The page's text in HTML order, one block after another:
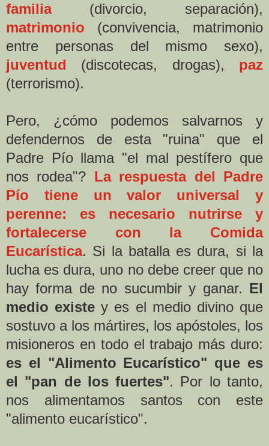
familia(divorcio, separación),
matrimonio (convivencia, matrimonio
entre personas del mismo sexo),
juventud (discotecas, drogas), paz
(terrorismo).
Pero, ¿cómo podemos salvarnos y
defendernos de esta "ruina" que el
Padre Pío llama "el mal pestífero que
nos rodea"? La respuesta del Padre
Pío tiene un valor universal y
perenne: es necesario nutrirse y
fortalecerse con la Comida
Eucarística. Si la batalla es dura, si la
lucha es dura, uno no debe creer que no
hay forma de no sucumbir y ganar. El
medio existe y es el medio divino que
sostuvo a los mártires, los apóstoles, los
misioneros en todo el trabajo más duro:
es el "Alimento Eucarístico" que es
el "pan de los fuertes". Por lo tanto,
nos alimentamos santos con este
"alimento eucarístico".